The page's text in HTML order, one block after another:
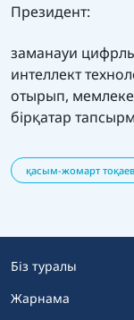
Президент:
заманауи
интеллект
отырып,
бірқатар
қасым-жомарт тоқаев
Біз туралы
Жарнама